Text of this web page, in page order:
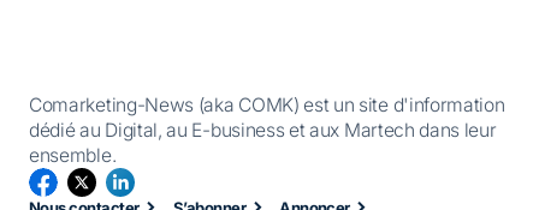
Comarketing-News (aka COMK) est un site d'information
dédié au Digital, au E-business et aux Martech dans leur
ensemble.